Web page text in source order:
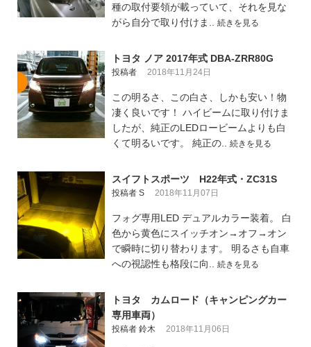
種の取付要領が載っていて、それを見な
がら自分で取り付けま.. 続きを見る
トヨタ ノア 2017年式 DBA-ZRR80G
投稿者 2018年11月24日
この明るさ、この白さ、しかも安い！物
凄く良いです！ ハイビームに取り付けま
したが、純正のLEDロービームよりも白
くて明るいです。 純正の.. 続きを見る
スイフトスポーツ H22年式・ZC31S
投稿者 S 2018年11月07日
フォグ専用LED デュアルカラー装着。 白
色から黄色にスイッチオン→オフ→オン
で瞬時に切り替わります。 明るさも自車
への視認性も格段に向.. 続きを見る
トヨタ カムロード（キャンピングカー
専用車両）
投稿者 鈴木 2018年11月06日